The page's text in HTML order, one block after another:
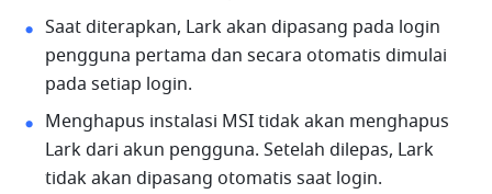
Saat diterapkan, Lark akan dipasang pada login
pengguna pertama dan secara otomatis dimulai
pada setiap login.
Menghapus instalasi MSI tidak akan menghapus
Lark dari akun pengguna. Setelah dilepas, Lark
tidak akan dipasang otomatis saat login.